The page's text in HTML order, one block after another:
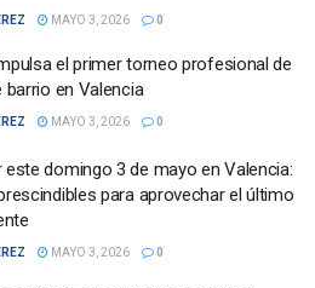
MAYO 3, 2026 0
el primer torneo profesional de
barrio en Valencia
MAYO 3, 2026 0
este domingo 3 de mayo en Valencia:
para aprovechar el último
MAYO 3, 2026 0